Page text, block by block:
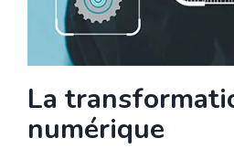
La
numérique